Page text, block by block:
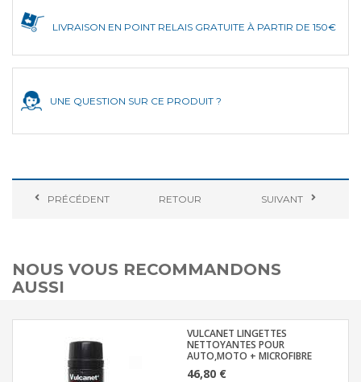
LIVRAISON EN POINT RELAIS GRATUITE À PARTIR DE 150€
UNE QUESTION SUR CE PRODUIT ?
PRÉCÉDENT RETOUR SUIVANT
NOUS VOUS RECOMMANDONS
AUSSI
VULCANET LINGETTES
NETTOYANTES POUR
AUTO,MOTO + MICROFIBRE
46,80 €